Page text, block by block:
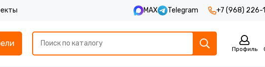
MAX Telegram +7 (968) 226-
Профиль